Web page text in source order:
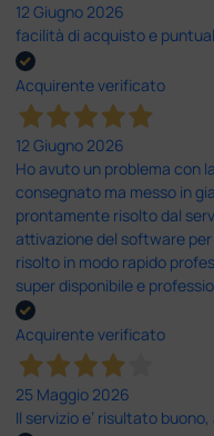
12 Giugno 2026
facilità di acquisto e
Acquirente verificato
12 Giugno 2026
Ho avuto un problema con
consegnato ma messo in
prontamente risolto dal
attivazione del software
risolto in modo rapido
super disponibile e
Acquirente verificato
25 Maggio 2026
Il servizio e’ risultato